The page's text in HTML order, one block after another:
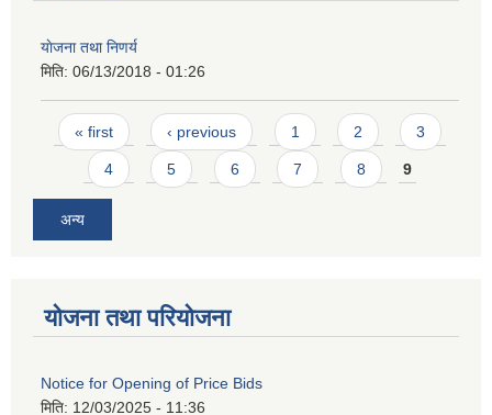
याेजना तथा निणर्य
मिति: 06/13/2018 - 01:26
Pages
« first ‹ previous 1 2 3
4 5 6 7 8 9
अन्य
योजना तथा परियोजना
Notice for Opening of Price Bids
मिति: 12/03/2025 - 11:36